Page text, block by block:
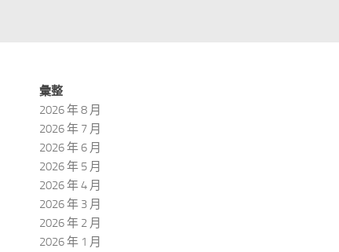
彙整
2026 年 8 月
2026 年 7 月
2026 年 6 月
2026 年 5 月
2026 年 4 月
2026 年 3 月
2026 年 2 月
2026 年 1 月